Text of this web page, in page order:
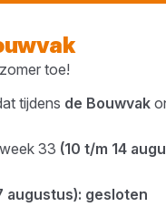
toe!
tijdens de Bouwvak
33 (10 t/m 14
augustus): gesloten